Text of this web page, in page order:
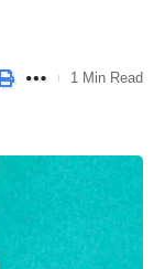
1 Min Read